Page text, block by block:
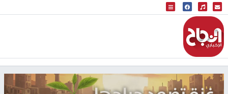
البث المباشر
إذاعة النجاح